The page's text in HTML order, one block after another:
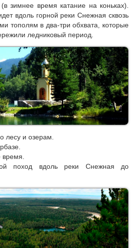
уровнем размещения.
в байкальские джунгли
планеты уютно примостились 3
Теплое и Сказка. Вода в
до 28 градусов и отлично
зимнее время катание на коньках).
вдоль горной реки Снежная сквозь
тополям в два-три обхвата, которые
ледниковый период.
лесу и озерам.
время.
поход вдоль реки Снежная до